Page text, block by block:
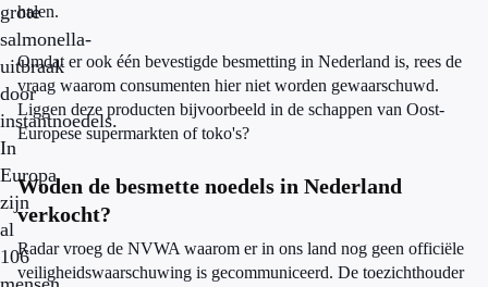
grote
salmonella-
uitbraak
door
instantnoedels.
In
Europa
zijn
al
106
halen.
Omdat er ook één bevestigde besmetting in Nederland is, rees de
vraag waarom consumenten hier niet worden gewaarschuwd.
Liggen deze producten bijvoorbeeld in de schappen van Oost-
Europese supermarkten of toko's?
Woden de besmette noedels in Nederland
verkocht?
Radar vroeg de NVWA waarom er in ons land nog geen officiële
veiligheidswaarschuwing is gecommuniceerd. De toezichthouder